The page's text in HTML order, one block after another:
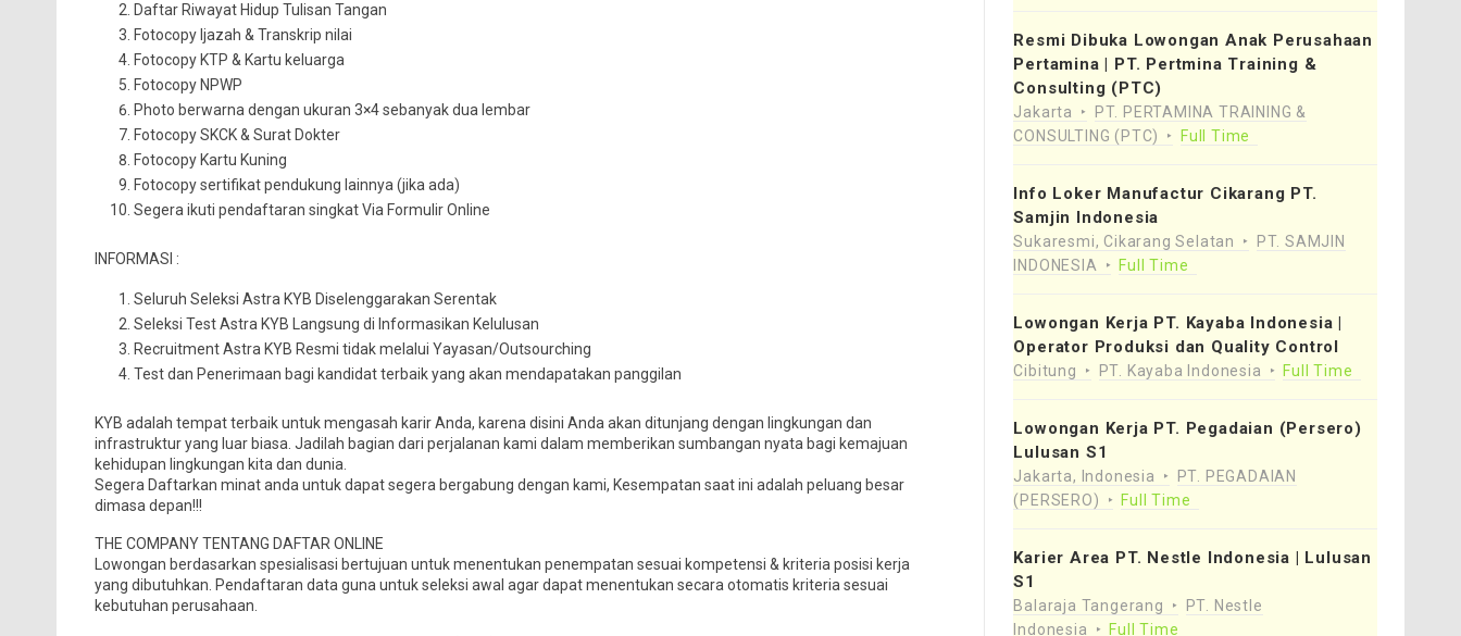
Daftar Riwayat Hidup Tulisan Tangan
Fotocopy Ijazah & Transkrip nilai
Fotocopy KTP & Kartu keluarga
Fotocopy NPWP
Photo berwarna dengan ukuran 3×4 sebanyak dua lembar
Fotocopy SKCK & Surat Dokter
Fotocopy Kartu Kuning
Fotocopy sertifikat pendukung lainnya (jika ada)
Segera ikuti pendaftaran singkat Via Formulir Online
INFORMASI :
Seluruh Seleksi Astra KYB Diselenggarakan Serentak
Seleksi Test Astra KYB Langsung di Informasikan Kelulusan
Recruitment Astra KYB Resmi tidak melalui Yayasan/Outsourching
Test dan Penerimaan bagi kandidat terbaik yang akan mendapatakan panggilan
KYB adalah tempat terbaik untuk mengasah karir Anda, karena disini Anda akan ditunjang dengan lingkungan dan
infrastruktur yang luar biasa. Jadilah bagian dari perjalanan kami dalam memberikan sumbangan nyata bagi kemajuan
kehidupan lingkungan kita dan dunia.
Segera Daftarkan minat anda untuk dapat segera bergabung dengan kami, Kesempatan saat ini adalah peluang besar
dimasa depan!!!
THE COMPANY TENTANG DAFTAR ONLINE
Lowongan berdasarkan spesialisasi bertujuan untuk menentukan penempatan sesuai kompetensi & kriteria posisi kerja
yang dibutuhkan. Pendaftaran data guna untuk seleksi awal agar dapat menentukan secara otomatis kriteria sesuai
kebutuhan perusahaan.
Resmi Dibuka Lowongan Anak Perusahaan
Pertamina | PT. Pertmina Training &
Consulting (PTC)
Jakarta
PT. PERTAMINA TRAINING &
CONSULTING (PTC)
Full Time
Info Loker Manufactur Cikarang PT.
Samjin Indonesia
Sukaresmi, Cikarang Selatan
PT. SAMJIN
INDONESIA
Full Time
Lowongan Kerja PT. Kayaba Indonesia |
Operator Produksi dan Quality Control
Cibitung PT. Kayaba Indonesia Full Time
Lowongan Kerja PT. Pegadaian (Persero)
Lulusan S1
Jakarta, Indonesia
PT. PEGADAIAN
(PERSERO)
Full Time
Karier Area PT. Nestle Indonesia | Lulusan
S1
Balaraja Tangerang
PT. Nestle
Indonesia
Full Time